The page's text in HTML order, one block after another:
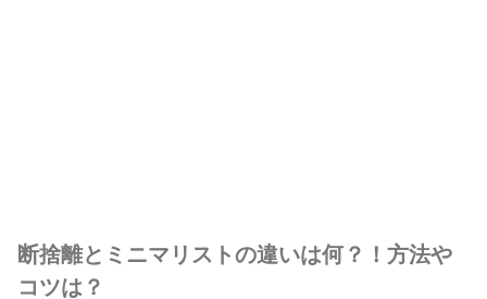
断捨離とミニマリストの違いは何？！方法や
コツは？